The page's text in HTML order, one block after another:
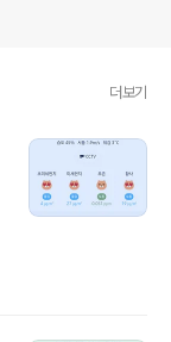
더보기